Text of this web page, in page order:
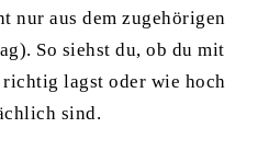
nur aus dem zugehörigen
So siehst du, ob du mit
lagst oder wie hoch
sind.